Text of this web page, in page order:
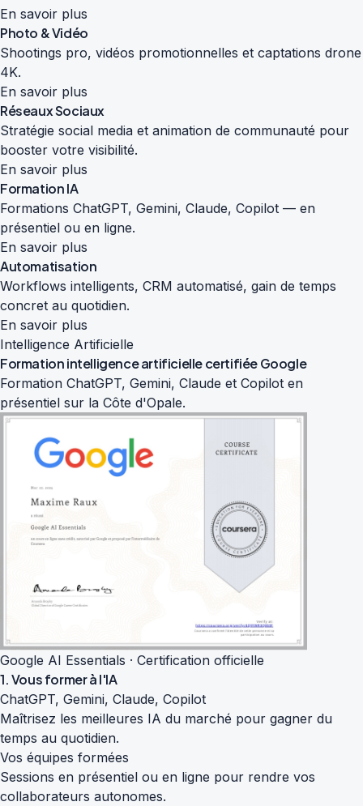
En savoir plus
Photo & Vidéo
Shootings pro, vidéos promotionnelles et captations drone
4K.
En savoir plus
Réseaux Sociaux
Stratégie social media et animation de communauté pour
booster votre visibilité.
En savoir plus
Formation IA
Formations ChatGPT, Gemini, Claude, Copilot — en
présentiel ou en ligne.
En savoir plus
Automatisation
Workflows intelligents, CRM automatisé, gain de temps
concret au quotidien.
En savoir plus
Intelligence Artificielle
Formation intelligence artificiellecertifiée Google
Formation ChatGPT, Gemini, Claude et Copilot en
présentiel sur la Côte d'Opale.
Google AI Essentials · Certification officielle
1. Vous former à l'IA
ChatGPT, Gemini, Claude, Copilot
Maîtrisez les meilleures IA du marché pour gagner du
temps au quotidien.
Vos équipes formées
Sessions en présentiel ou en ligne pour rendre vos
collaborateurs autonomes.